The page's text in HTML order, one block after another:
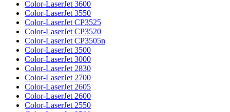
Color-LaserJet 3600
Color-LaserJet 3550
Color-LaserJet CP3525
Color-LaserJet CP3520
Color-LaserJet CP3505n
Color-LaserJet 3500
Color-LaserJet 3000
Color-LaserJet 2830
Color-LaserJet 2700
Color-LaserJet 2605
Color-LaserJet 2600
Color-LaserJet 2550